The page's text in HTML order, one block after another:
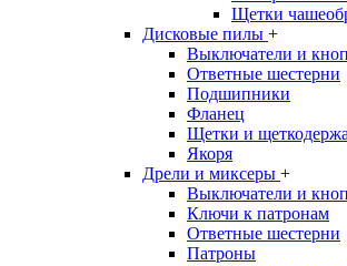
Щетки
Дисковые пилы +
Выключатели и
Ответные шестерни
Подшипники
Фланец
Щетки и
Якоря
Дрели и миксеры +
Выключатели и
Ключи к патронам
Ответные шестерни
Патроны